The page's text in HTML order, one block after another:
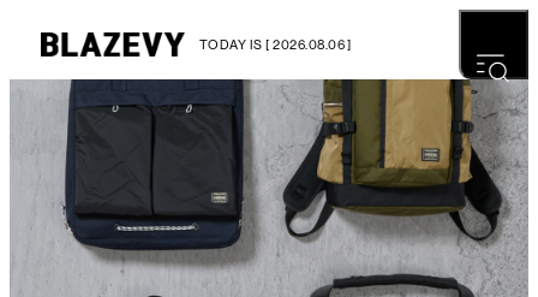
TODAY IS [ 2026.08.06 ]